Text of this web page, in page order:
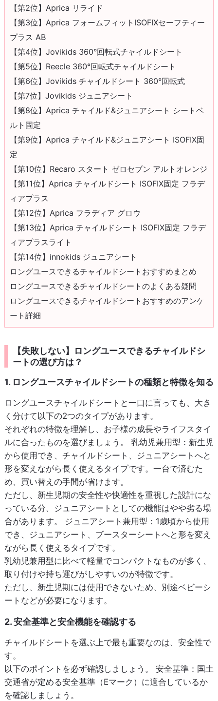
【第2位】Aprica リライド
【第3位】Aprica フォームフィットISOFIXセーフティー
プラス AB
【第4位】Jovikids 360°回転式チャイルドシート
【第5位】Reecle 360°回転式チャイルドシート
【第6位】Jovikids チャイルドシート 360°回転式
【第7位】Jovikids ジュニアシート
【第8位】Aprica チャイルド&ジュニアシート シートベ
ルト固定
【第9位】Aprica チャイルド&ジュニアシート ISOFIX固
定
【第10位】Recaro スタート ゼロセブン アルトオレンジ
【第11位】Aprica チャイルドシート ISOFIX固定 フラデ
ィアプラス
【第12位】Aprica フラディア グロウ
【第13位】Aprica チャイルドシート ISOFIX固定 フラデ
ィアプラスライト
【第14位】innokids ジュニアシート
ロングユースできるチャイルドシートおすすめまとめ
ロングユースできるチャイルドシートのよくある疑問
ロングユースできるチャイルドシートおすすめのアンケ
ート詳細
【失敗しない】ロングユースできるチャイルドシ
ートの選び方は？
1. ロングユースチャイルドシートの種類と特徴を知る
ロングユースチャイルドシートと一口に言っても、大き
く分けて以下の2つのタイプがあります。
それぞれの特徴を理解し、お子様の成長やライフスタイ
ルに合ったものを選びましょう。 乳幼児兼用型 ：新生児
から使用でき、チャイルドシート、ジュニアシートへと
形を変えながら長く使えるタイプです。一台で済むた
め、買い替えの手間が省けます。
ただし、新生児期の安全性や快適性を重視した設計にな
っている分、ジュニアシートとしての機能はやや劣る場
合があります。
ジュニアシート兼用型 ：1歳頃から使用
でき、ジュニアシート、ブースターシートへと形を変え
ながら長く使えるタイプです。
乳幼児兼用型に比べて軽量でコンパクトなものが多く、
取り付けや持ち運びがしやすいのが特徴です。
ただし、新生児期には使用できないため、別途ベビーシ
ートなどが必要になります。
2. 安全基準と安全機能を確認する
チャイルドシートを選ぶ上で最も重要なのは、安全性で
す。
以下のポイントを必ず確認しましょう。 安全基準：国土
交通省が定める安全基準（Eマーク）に適合しているか
を確認しましょう。